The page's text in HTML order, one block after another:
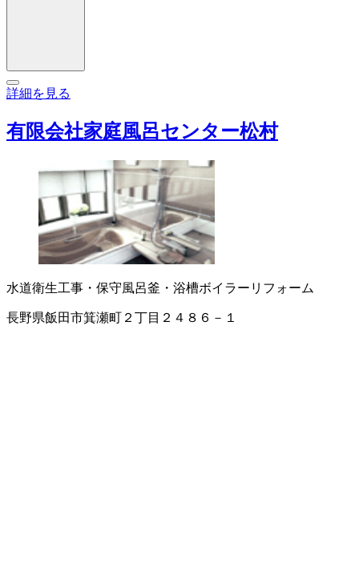
詳細を見る
有限会社家庭風呂センター松村
水道衛生工事・保守風呂釜・浴槽ボイラー リフォーム
長野県飯田市箕瀬町２丁目２４８６－１